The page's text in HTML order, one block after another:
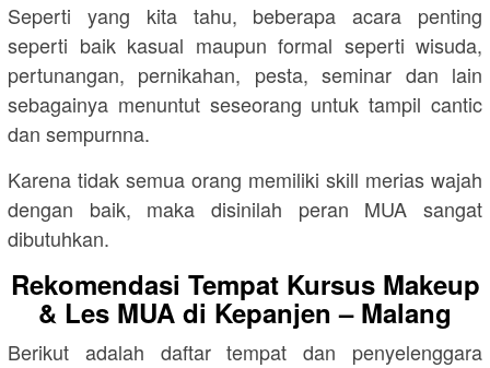
Seperti yang kita tahu, beberapa acara penting
seperti baik kasual maupun formal seperti wisuda,
pertunangan, pernikahan, pesta, seminar dan lain
sebagainya menuntut seseorang untuk tampil cantic
dan sempurnna.
Karena tidak semua orang memiliki skill merias wajah
dengan baik, maka disinilah peran MUA sangat
dibutuhkan.
Rekomendasi Tempat Kursus Makeup
& Les MUA di Kepanjen – Malang
Berikut adalah daftar tempat dan penyelenggara